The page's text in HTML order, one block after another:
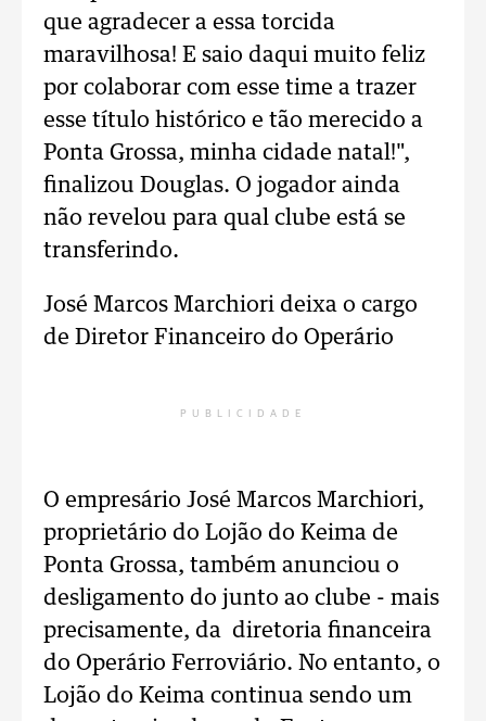
que agradecer a essa torcida
maravilhosa! E saio daqui muito feliz
por colaborar com esse time a trazer
esse título histórico e tão merecido a
Ponta Grossa, minha cidade natal!",
finalizou Douglas. O jogador ainda
não revelou para qual clube está se
transferindo.
José Marcos Marchiori deixa o cargo
de Diretor Financeiro do Operário
PUBLICIDADE
O empresário José Marcos Marchiori,
proprietário do Lojão do Keima de
Ponta Grossa, também anunciou o
desligamento do junto ao clube - mais
precisamente, da diretoria financeira
do Operário Ferroviário. No entanto, o
Lojão do Keima continua sendo um